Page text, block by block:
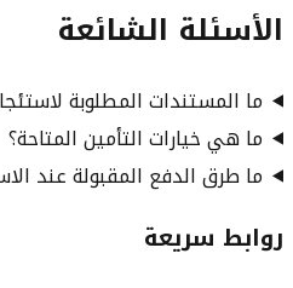
الأسئلة الشائعة
ما المستندات المطلوبة
ما هي خيارات التأمين المتاحة؟
ما طرق الدفع المقبولة عند
روابط سريعة